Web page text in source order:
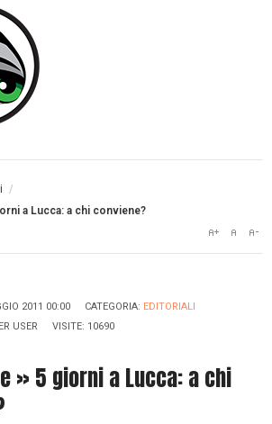
/
a Lucca: a chi conviene?
2011 00:00 CATEGORIA: EDITORIALI
USER VISITE: 10690
» 5 giorni a Lucca: a chi